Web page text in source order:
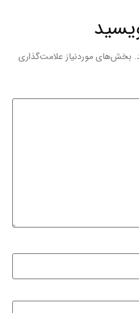
بخش‌های موردنیاز علامت‌گذاری